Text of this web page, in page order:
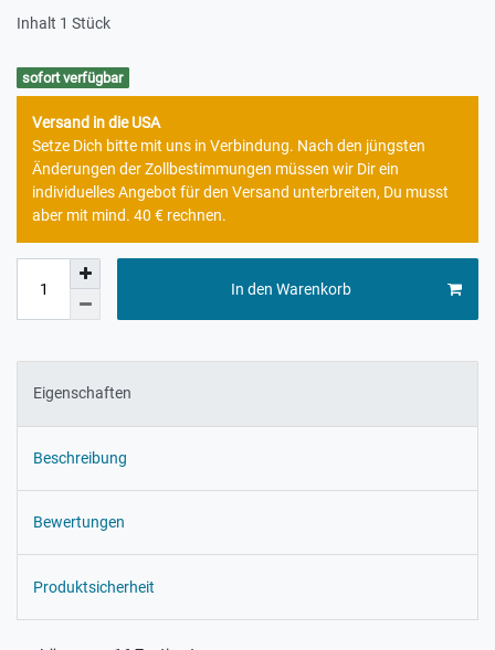
Inhalt 1 Stück
sofort verfügbar
Versand in die USA
Setze Dich bitte mit uns in Verbindung. Nach den jüngsten
Änderungen der Zollbestimmungen müssen wir Dir ein
individuelles Angebot für den Versand unterbreiten, Du musst
aber mit mind. 40 € rechnen.
In den Warenkorb
Eigenschaften
Beschreibung
Bewertungen
Produktsicherheit